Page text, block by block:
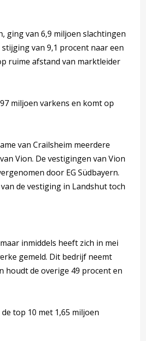
ging van 6,9 miljoen slachtingen
van 9,1 procent naar een
ruime afstand van marktleider
miljoen varkens en komt op
van Crailsheim meerdere
Vion. De vestigingen van Vion
door EG Südbayern.
de vestiging in Landshut toch
inmiddels heeft zich in mei
gemeld. Dit bedrijf neemt
houdt de overige 49 procent en
top 10 met 1,65 miljoen